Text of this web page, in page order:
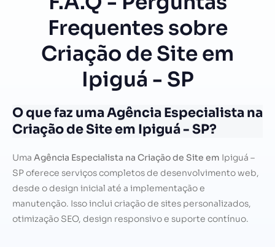
Frequentes sobre
Criação de Site em
Ipiguá - SP
O que faz uma Agência Especialista na
Criação de Site em Ipiguá - SP?
Uma Agência Especialista na Criação de Site em Ipiguá –
SP oferece serviços completos de desenvolvimento web,
desde o design inicial até a implementação e
manutenção. Isso inclui criação de sites personalizados,
otimização SEO, design responsivo e suporte contínuo.